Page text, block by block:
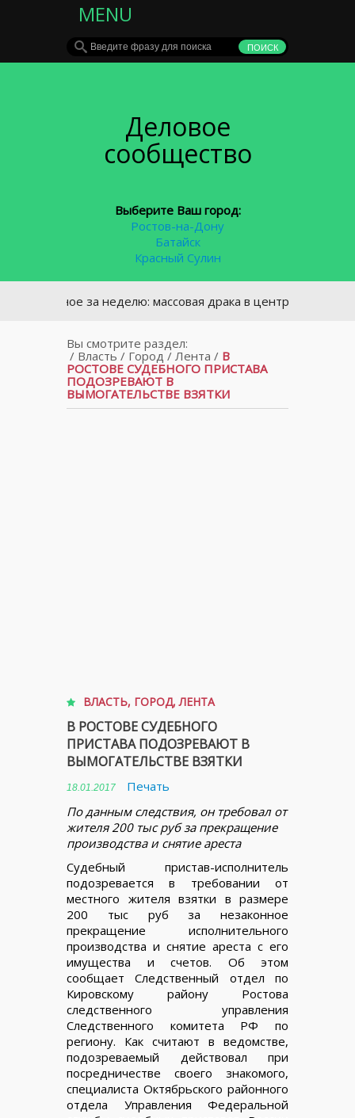
MENU
Деловое
сообщество
Выберите Ваш город:
Ростов-на-Дону
Батайск
Красный Сулин
Главное за неделю: массовая драка в центре Ростова и
Вы смотрите раздел:
/ Власть / Город / Лента / В
РОСТОВЕ СУДЕБНОГО ПРИСТАВА
ПОДОЗРЕВАЮТ В
ВЫМОГАТЕЛЬСТВЕ ВЗЯТКИ
ВЛАСТЬ, ГОРОД,ЛЕНТА
В РОСТОВЕ СУДЕБНОГО
ПРИСТАВА ПОДОЗРЕВАЮТ В
ВЫМОГАТЕЛЬСТВЕ ВЗЯТКИ
18.01.2017
Печать
По данным следствия, он требовал от
жителя 200 тыс руб за прекращение
производства и снятие ареста
Судебный пристав-исполнитель
подозревается в требовании от
местного жителя взятки в размере
200 тыс руб за незаконное
прекращение исполнительного
производства и снятие ареста с его
имущества и счетов. Об этом
сообщает Следственный отдел по
Кировскому району Ростова
следственного управления
Следственного комитета РФ по
региону. Как считают в ведомстве,
подозреваемый действовал при
посредничестве своего знакомого,
специалиста Октябрьского районного
отдела Управления Федеральной